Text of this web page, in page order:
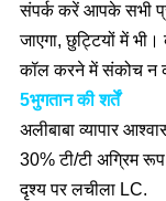
संपर्क करें आपके सभी
जाएगा, छुट्टियों में
कॉल करने में संकोच न
5भुगतान की शर्तें
अलीबाबा व्यापार
30% टी/टी अग्रिम
दृश्य पर लचीला LC.